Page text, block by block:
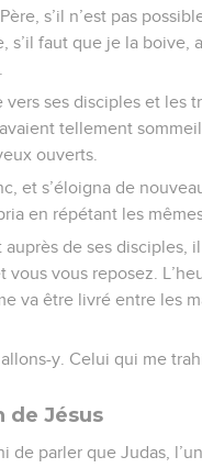
s’il n’est pas
s’il faut que je la boive,
vers ses disciples et les
tellement sommeil
ouverts.
et s’éloigna de
en répétant les
auprès de ses disciples,
vous vous reposez.
va être livré entre les
y. Celui qui me
de Jésus
de parler que Judas,